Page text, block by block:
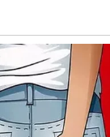
i bez
ponosu ili navici.
započnete
oslobađate
autentičnija i